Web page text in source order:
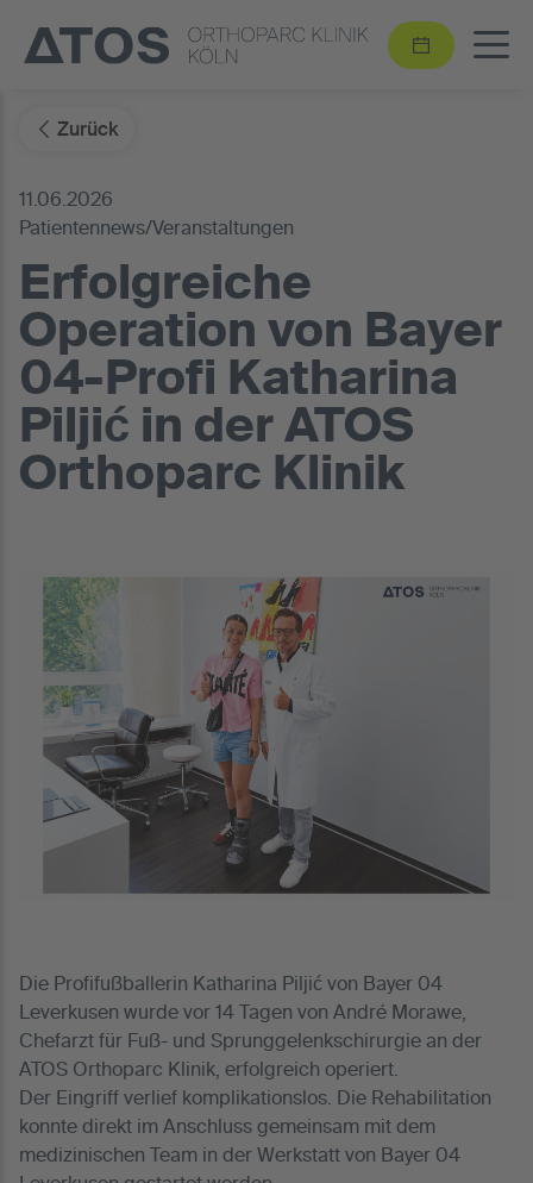
Zurück
11.06.2026
Patientennews/Veranstaltungen
Erfolgreiche
Operation von Bayer
04-Profi Katharina
Piljić in der ATOS
Orthoparc Klinik
Die Profifußballerin Katharina Piljić von Bayer 04
Leverkusen wurde vor 14 Tagen von André Morawe,
Chefarzt für Fuß- und Sprunggelenkschirurgie an der
ATOS Orthoparc Klinik, erfolgreich operiert.
Der Eingriff verlief komplikationslos. Die Rehabilitation
konnte direkt im Anschluss gemeinsam mit dem
medizinischen Team in der Werkstatt von Bayer 04